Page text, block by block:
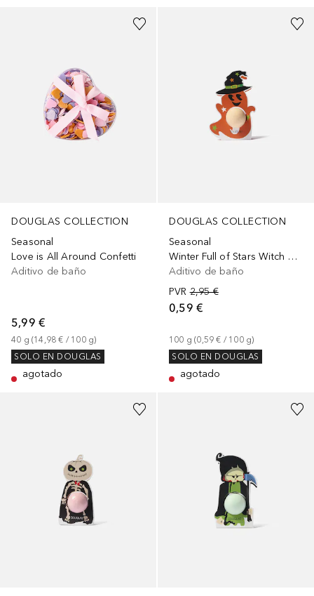
DOUGLAS COLLECTION
Seasonal
Love is All Around Confetti
Aditivo de baño
5,99 €
40 g (14,98 € / 100 g)
SOLO EN DOUGLAS
agotado
DOUGLAS COLLECTION
Seasonal
Winter Full of Stars Witch Bath Fizzer
Aditivo de baño
PVR 2,95 €
0,59 €
100 g (0,59 € / 100 g)
SOLO EN DOUGLAS
agotado